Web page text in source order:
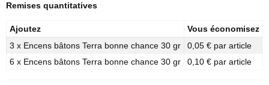
Remises quantitatives
Ajoutez
Vous économisez
3 x Encens bâtons Terra bonne chance 30 gr
0,05 € par article
6 x Encens bâtons Terra bonne chance 30 gr
0,10 € par article